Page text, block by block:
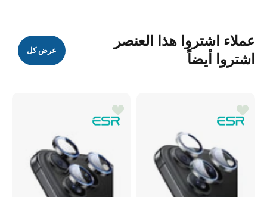
عملاء اشتروا هذا العنصر
اشتروا أيضاً
عرض كل